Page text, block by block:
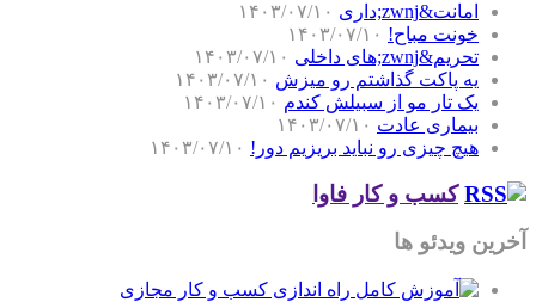
امانت&zwnj;داری
۱۴۰۳/۰۷/۱۰
خونت مباح! ۱۴۰۳/۰۷/۱۰
تحریم&zwnj;های داخلی
۱۴۰۳/۰۷/۱۰
یه پاکت گذاشتم رو میزش ۱۴۰۳/۰۷/۱۰
یک تار مو از سبیلش کندم ۱۴۰۳/۰۷/۱۰
بیماری عادت ۱۴۰۳/۰۷/۱۰
هیچ چیزی رو نباید بریزیم دور! ۱۴۰۳/۰۷/۱۰
کسب و کار فاوا
آخرین ویدئو ها